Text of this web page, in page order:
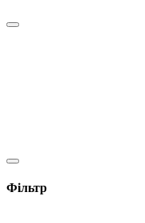
Фільтр